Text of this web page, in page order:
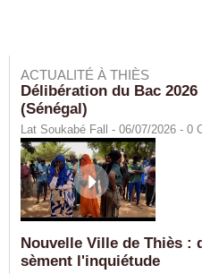
ACTUALITÉ À THIÈS
Délibération du Bac
(Sénégal)
Lat Soukabé Fall - 06/07/2026 - 0
Nouvelle Ville de Thiès :
sèment l'inquiétude